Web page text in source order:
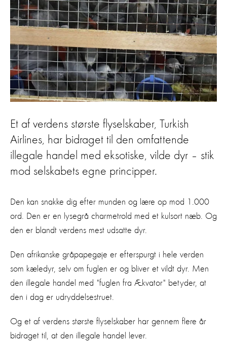
Et af verdens største flyselskaber, Turkish
Airlines, har bidraget til den omfattende
illegale handel med eksotiske, vilde dyr – stik
mod selskabets egne principper.
Den kan snakke dig efter munden og lære op mod 1.000
ord. Den er en lysegrå charmetrold med et kulsort næb. Og
den er blandt verdens mest udsatte dyr.
Den afrikanske gråpapegøje er efterspurgt i hele verden
som kæledyr, selv om fuglen er og bliver et vildt dyr. Men
den illegale handel med "fuglen fra Ækvator" betyder, at
den i dag er udryddelsestruet.
Og et af verdens største flyselskaber har gennem flere år
bidraget til, at den illegale handel lever.